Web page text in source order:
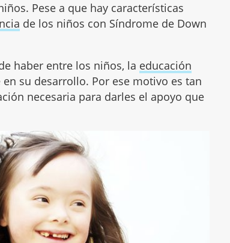
Pese a que hay características
de los niños con Síndrome de Down
haber entre los niños, la educación
su desarrollo. Por ese motivo es tan
necesaria para darles el apoyo que